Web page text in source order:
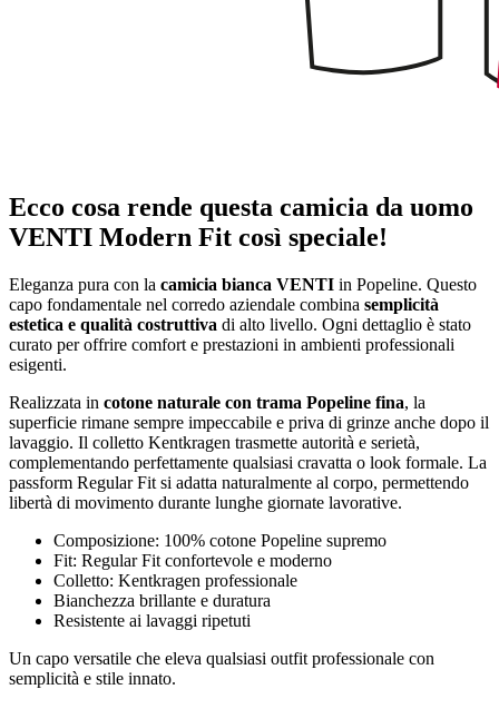
Ecco cosa rende questa camicia da uomo
VENTI Modern Fit così speciale!
Eleganza pura con la camicia bianca VENTI in Popeline. Questo
capo fondamentale nel corredo aziendale combina semplicità
estetica e qualità costruttiva di alto livello. Ogni dettaglio è stato
curato per offrire comfort e prestazioni in ambienti professionali
esigenti.
Realizzata in cotone naturale con trama Popeline fina, la
superficie rimane sempre impeccabile e priva di grinze anche dopo il
lavaggio. Il colletto Kentkragen trasmette autorità e serietà,
complementando perfettamente qualsiasi cravatta o look formale. La
passform Regular Fit si adatta naturalmente al corpo, permettendo
libertà di movimento durante lunghe giornate lavorative.
Composizione: 100% cotone Popeline supremo
Fit: Regular Fit confortevole e moderno
Colletto: Kentkragen professionale
Bianchezza brillante e duratura
Resistente ai lavaggi ripetuti
Un capo versatile che eleva qualsiasi outfit professionale con
semplicità e stile innato.